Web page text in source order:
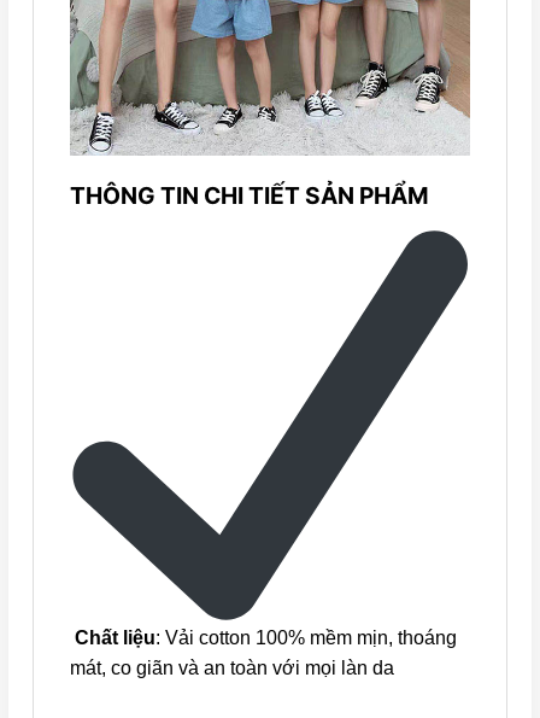
THÔNG TIN CHI TIẾT SẢN PHẨM
Chất liệu: Vải cotton 100% mềm mịn, thoáng
mát, co giãn và an toàn với mọi làn da